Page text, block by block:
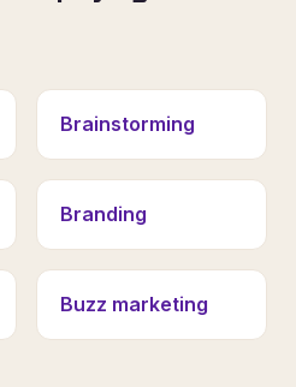
Brainstorming
Branding
Buzz marketing